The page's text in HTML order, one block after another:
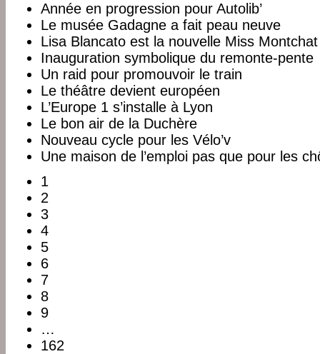
Année en progression pour Autolib’
Le musée Gadagne a fait peau neuve
Lisa Blancato est la nouvelle Miss Montchat
Inauguration symbolique du remonte-pente
Un raid pour promouvoir le train
Le théâtre devient européen
L’Europe 1 s’installe à Lyon
Le bon air de la Duchère
Nouveau cycle pour les Vélo’v
Une maison de l’emploi pas que pour les
1
2
3
4
5
6
7
8
9
…
162